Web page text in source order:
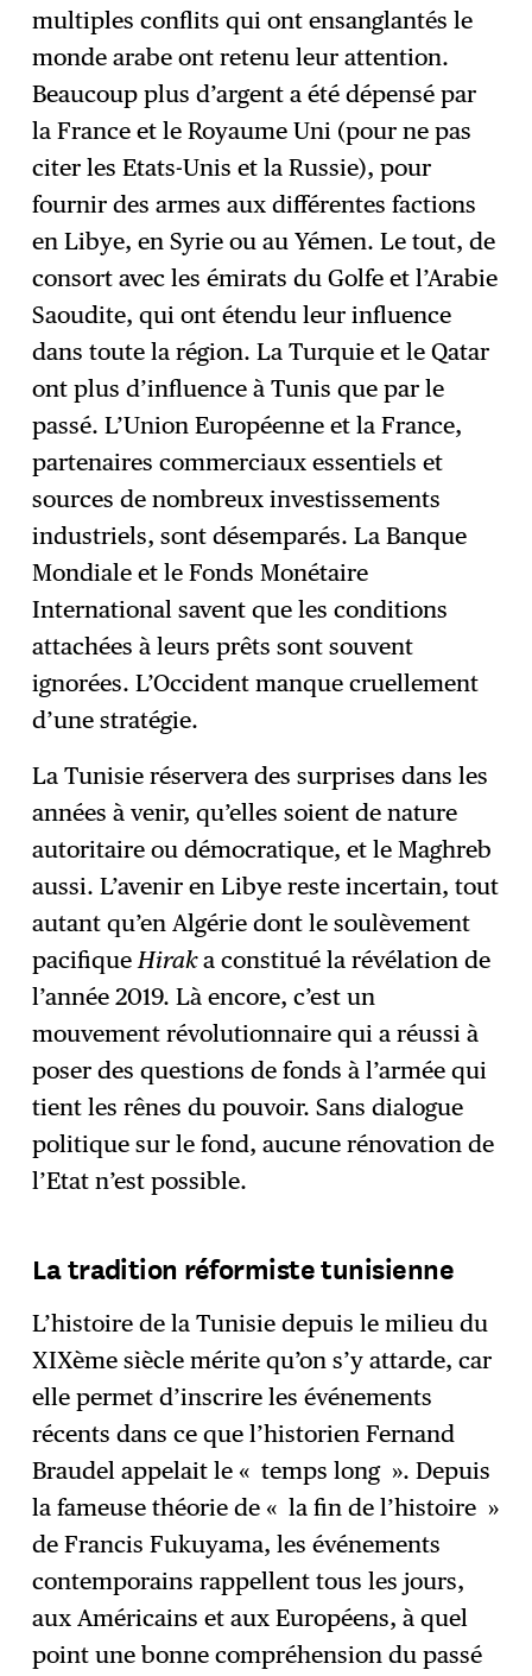
multiples conflits qui ont ensanglantés le
monde arabe ont retenu leur attention.
Beaucoup plus d’argent a été dépensé par
la France et le Royaume Uni (pour ne pas
citer les Etats-Unis et la Russie), pour
fournir des armes aux différentes factions
en Libye, en Syrie ou au Yémen. Le tout, de
consort avec les émirats du Golfe et l’Arabie
Saoudite, qui ont étendu leur influence
dans toute la région. La Turquie et le Qatar
ont plus d’influence à Tunis que par le
passé. L’Union Européenne et la France,
partenaires commerciaux essentiels et
sources de nombreux investissements
industriels, sont désemparés. La Banque
Mondiale et le Fonds Monétaire
International savent que les conditions
attachées à leurs prêts sont souvent
ignorées. L’Occident manque cruellement
d’une stratégie.
La Tunisie réservera des surprises dans les
années à venir, qu’elles soient de nature
autoritaire ou démocratique, et le Maghreb
aussi. L’avenir en Libye reste incertain, tout
autant qu’en Algérie dont le soulèvement
pacifiqueHiraka constitué la révélation de
l’année 2019. Là encore, c’est un
mouvement révolutionnaire qui a réussi à
poser des questions de fonds à l’armée qui
tient les rênes du pouvoir. Sans dialogue
politique sur le fond, aucune rénovation de
l’Etat n’est possible.
La tradition réformiste tunisienne
L’histoire de la Tunisie depuis le milieu du
XIXème siècle mérite qu’on s’y attarde, car
elle permet d’inscrire les événements
récents dans ce que l’historien Fernand
Braudel appelait le « temps long ». Depuis
la fameuse théorie de « la fin de l’histoire »
de Francis Fukuyama, les événements
contemporains rappellent tous les jours,
aux Américains et aux Européens, à quel
point une bonne compréhension du passé